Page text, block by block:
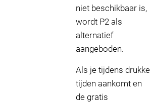
niet beschikbaar is,
wordt P2 als
alternatief
aangeboden.
Als je tijdens drukke
tijden aankomt en
de gratis